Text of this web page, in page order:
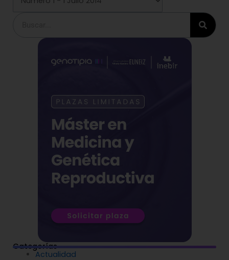
Categorías
Actualidad